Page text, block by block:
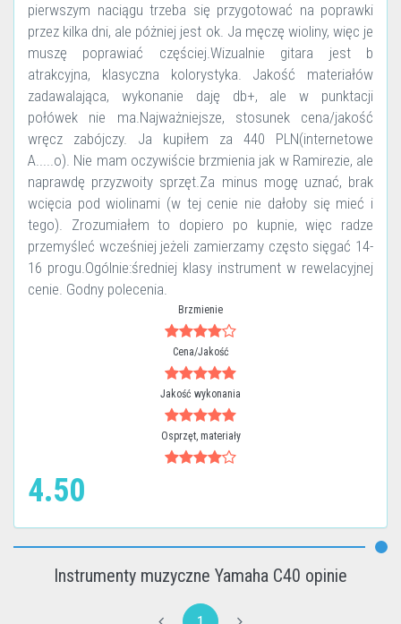
pierwszym naciągu trzeba się przygotować na poprawki
przez kilka dni, ale póżniej jest ok. Ja męczę wioliny, więc je
muszę poprawiać częściej.Wizualnie gitara jest b
atrakcyjna, klasyczna kolorystyka. Jakość materiałów
zadawalająca, wykonanie daję db+, ale w punktacji
połówek nie ma.Najważniejsze, stosunek cena/jakość
wręcz zabójczy. Ja kupiłem za 440 PLN(internetowe
A.....o). Nie mam oczywiście brzmienia jak w Ramirezie, ale
naprawdę przyzwoity sprzęt.Za minus mogę uznać, brak
wcięcia pod wiolinami (w tej cenie nie dałoby się mieć i
tego). Zrozumiałem to dopiero po kupnie, więc radze
przemyśleć wcześniej jeżeli zamierzamy często sięgać 14-
16 progu.Ogólnie:średniej klasy instrument w rewelacyjnej
cenie. Godny polecenia.
Brzmienie
Cena/Jakość
Jakość wykonania
Osprzęt, materiały
4.50
Instrumenty muzyczne Yamaha C40 opinie